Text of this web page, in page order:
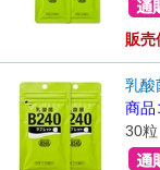
販
乳
商品
30